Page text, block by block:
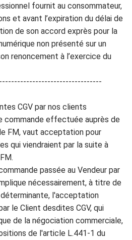
fournit au consommateur,
et avant l’expiration du délai de
n de son accord exprès pour la
mérique non présenté sur un
renoncement à l’exercice du
CGV par nos clients
commande effectuée auprès de
FM, vaut acceptation pour
qui viendraient par la suite à
M.
passée au Vendeur par
nécessairement, à titre de
l'acceptation
le Client desdites CGV, qui
de la négociation commerciale,
de l'article L.441-1 du